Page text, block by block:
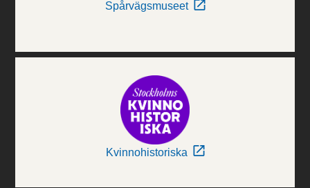
Spårvägsmuseet
Kvinnohistoriska